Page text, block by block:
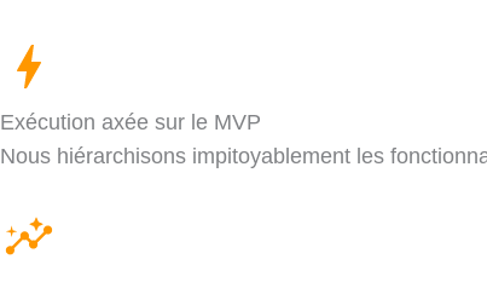
Exécution axée sur le MVP
Nous hiérarchisons impitoyablement les